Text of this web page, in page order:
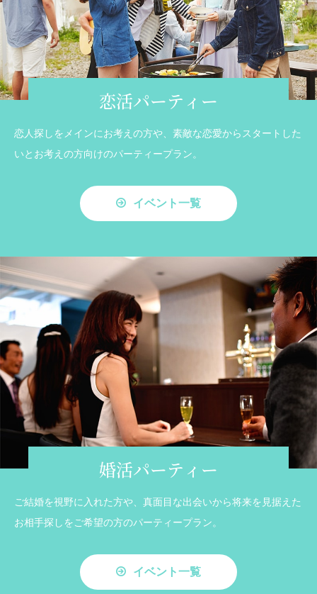
恋活パーティー
恋人探しをメインにお考えの方や、素敵な恋愛からスタートした
いとお考えの方向けのパーティープラン。
イベント一覧
婚活パーティー
ご結婚を視野に入れた方や、真面目な出会いから将来を見据えた
お相手探しをご希望の方のパーティープラン。
イベント一覧